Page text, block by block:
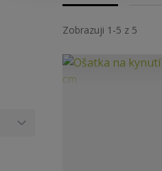
Zobrazuji 1-5 z 5